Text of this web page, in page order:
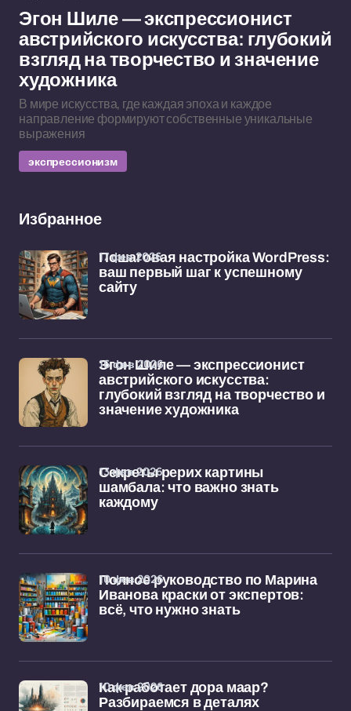
Эгон Шиле — экспрессионист
австрийского искусства: глубокий
взгляд на творчество и значение
художника
В мире искусства, где каждая эпоха и каждое
направление формируют собственные уникальные
выражения
экспрессионизм
Избранное
Пошаговая настройка WordPress:
ваш первый шаг к успешному
сайту
17 фев 2026
Эгон Шиле — экспрессионист
австрийского искусства:
глубокий взгляд на творчество и
значение художника
16 фев 2026
Секреты рерих картины
шамбала: что важно знать
каждому
13 фев 2026
Полное руководство по Марина
Иванова краски от экспертов:
всё, что нужно знать
10 фев 2026
Как работает дора маар?
Разбираемся в деталях
10 фев 2026